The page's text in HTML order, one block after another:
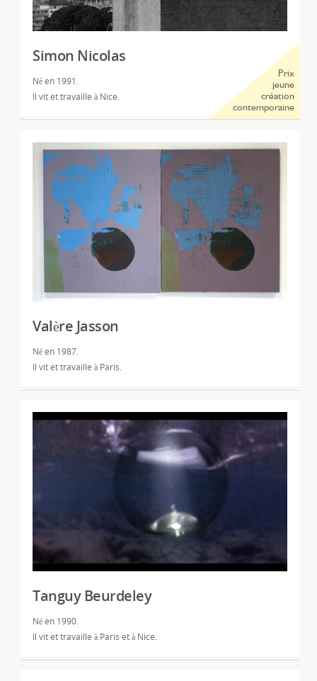
Simon Nicolas
Né en 1991.
Il vit et travaille à Nice.
Prix
jeune
création
contemporaine
Valère Jasson
Né en 1987.
Il vit et travaille à Paris.
Tanguy Beurdeley
Né en 1990.
Il vit et travaille à Paris et à Nice.